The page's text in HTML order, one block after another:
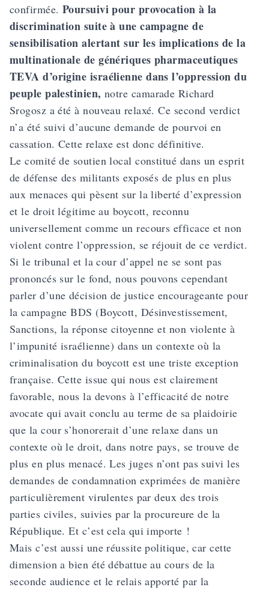
confirmée. Poursuivi pour provocation à la
discrimination suite à une campagne de
sensibilisation alertant sur les implications de la
multinationale de génériques pharmaceutiques
TEVA d’origine israélienne dans l’oppression du
peuple palestinien, notre camarade Richard
Srogosz a été à nouveau relaxé. Ce second verdict
n’a été suivi d’aucune demande de pourvoi en
cassation. Cette relaxe est donc définitive.
Le comité de soutien local constitué dans un esprit
de défense des militants exposés de plus en plus
aux menaces qui pèsent sur la liberté d’expression
et le droit légitime au boycott, reconnu
universellement comme un recours efficace et non
violent contre l’oppression, se réjouit de ce verdict.
Si le tribunal et la cour d’appel ne se sont pas
prononcés sur le fond, nous pouvons cependant
parler d’une décision de justice encourageante pour
la campagne BDS (Boycott, Désinvestissement,
Sanctions, la réponse citoyenne et non violente à
l’impunité israélienne) dans un contexte où la
criminalisation du boycott est une triste exception
française. Cette issue qui nous est clairement
favorable, nous la devons à l’efficacité de notre
avocate qui avait conclu au terme de sa plaidoirie
que la cour s’honorerait d’une relaxe dans un
contexte où le droit, dans notre pays, se trouve de
plus en plus menacé. Les juges n’ont pas suivi les
demandes de condamnation exprimées de manière
particulièrement virulentes par deux des trois
parties civiles, suivies par la procureure de la
République. Et c’est cela qui importe !
Mais c’est aussi une réussite politique, car cette
dimension a bien été débattue au cours de la
seconde audience et le relais apporté par la